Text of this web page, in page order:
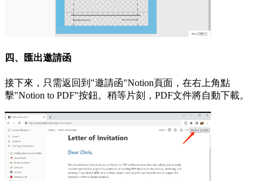
四、匯出邀請函
接下來，只需返回到"邀請函"Notion頁面，在右上角點
擊"Notion to PDF"按鈕。稍等片刻，PDF文件將自動下載。